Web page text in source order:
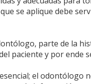
se aplique debe
parte de la
paciente y por ende
el odontólogo